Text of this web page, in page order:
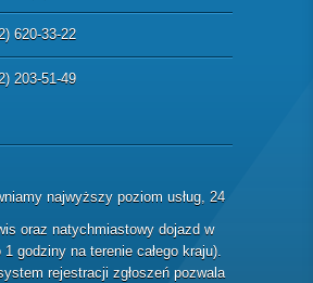
620-33-22
203-51-49
najwyższy poziom usług, 24
oraz natychmiastowy dojazd w
godziny na terenie całego kraju).
rejestracji zgłoszeń pozwala